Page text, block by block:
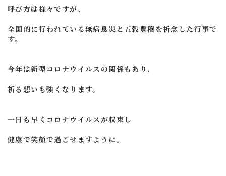
呼び方は様々ですが、
全国的に行われている無病息災と五穀豊穣を祈念した行事で
す。
今年は新型コロナウイルスの関係もあり、
祈る想いも強くなります。
一日も早くコロナウイルスが収束し
健康で笑顔で過ごせますように。